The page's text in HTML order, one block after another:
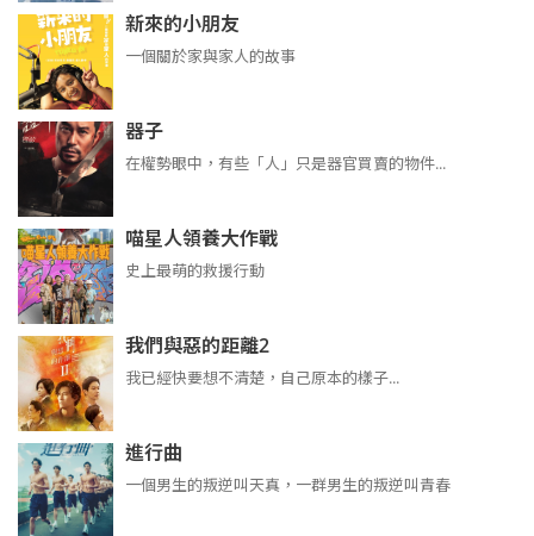
新來的小朋友
一個關於家與家人的故事
器子
在權勢眼中，有些「人」只是器官買賣的物件...
喵星人領養大作戰
史上最萌的救援行動
我們與惡的距離2
我已經快要想不清楚，自己原本的樣子...
進行曲
​​​一個男生的叛逆叫天真，一群男生的叛逆叫青春